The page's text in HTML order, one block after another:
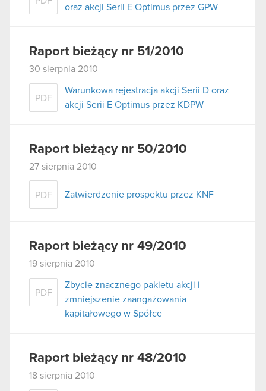
oraz akcji Serii E Optimus przez GPW
Raport bieżący nr 51/2010
30 sierpnia 2010
PDF
Warunkowa rejestracja akcji Serii D oraz
akcji Serii E Optimus przez KDPW
Raport bieżący nr 50/2010
27 sierpnia 2010
PDF Zatwierdzenie prospektu przez KNF
Raport bieżący nr 49/2010
19 sierpnia 2010
PDF
Zbycie znacznego pakietu akcji i
zmniejszenie zaangażowania
kapitałowego w Spółce
Raport bieżący nr 48/2010
18 sierpnia 2010